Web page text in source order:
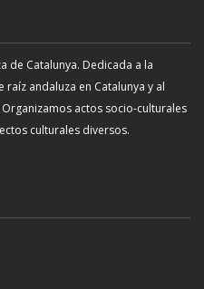
de Catalunya. Dedicada a la
andaluza en Catalunya y al
actos socio-culturales
culturales diversos.